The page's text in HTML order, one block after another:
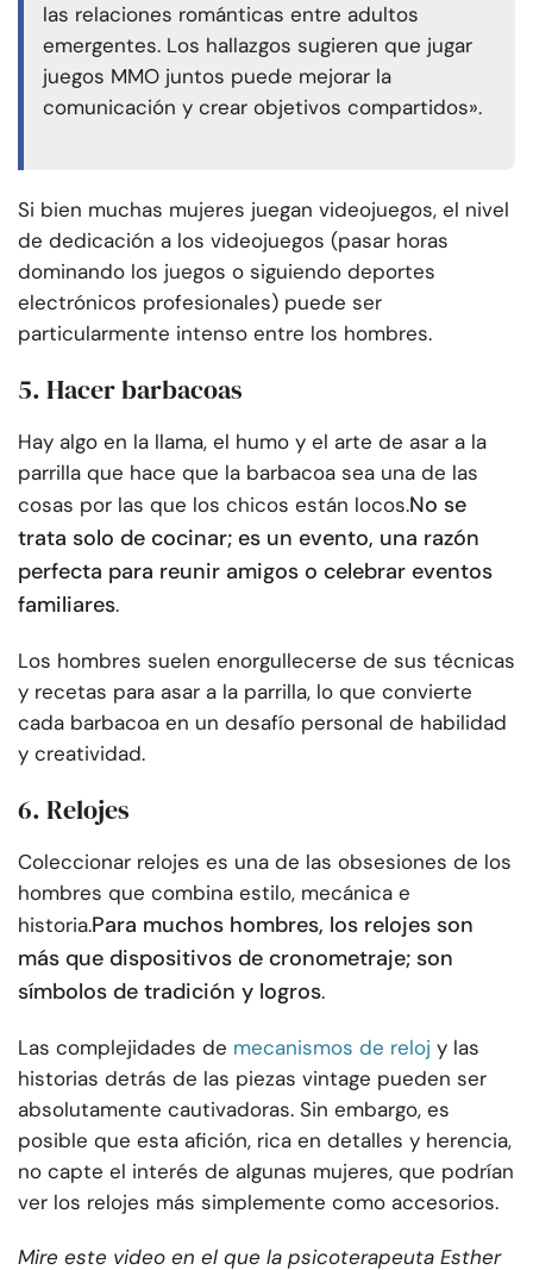
las relaciones románticas entre adultos
emergentes. Los hallazgos sugieren que jugar
juegos MMO juntos puede mejorar la
comunicación y crear objetivos compartidos».
Si bien muchas mujeres juegan videojuegos, el nivel
de dedicación a los videojuegos (pasar horas
dominando los juegos o siguiendo deportes
electrónicos profesionales) puede ser
particularmente intenso entre los hombres.
5. Hacer barbacoas
Hay algo en la llama, el humo y el arte de asar a la
parrilla que hace que la barbacoa sea una de las
cosas por las que los chicos están locos.No se
trata solo de cocinar; es un evento, una razón
perfecta para reunir amigos o celebrar eventos
familiares.
Los hombres suelen enorgullecerse de sus técnicas
y recetas para asar a la parrilla, lo que convierte
cada barbacoa en un desafío personal de habilidad
y creatividad.
6. Relojes
Coleccionar relojes es una de las obsesiones de los
hombres que combina estilo, mecánica e
historia.Para muchos hombres, los relojes son
más que dispositivos de cronometraje; son
símbolos de tradición y logros.
Las complejidades de mecanismos de reloj y las
historias detrás de las piezas vintage pueden ser
absolutamente cautivadoras. Sin embargo, es
posible que esta afición, rica en detalles y herencia,
no capte el interés de algunas mujeres, que podrían
ver los relojes más simplemente como accesorios.
Mire este video en el que la psicoterapeuta Esther